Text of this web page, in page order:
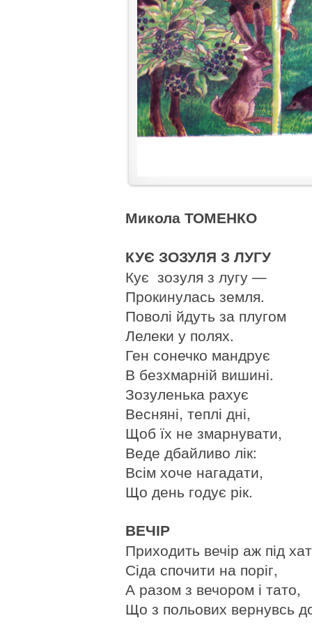
Микола ТОМЕНКО
КУЄ ЗОЗУЛЯ З ЛУГУ
Кує зозуля з лугу —
Прокинулась земля.
Поволі йдуть за плугом
Лелеки у полях.
Ген сонечко мандрує
В безхмарній вишині.
Зозуленька рахує
Весняні, теплі дні,
Щоб їх не змарнувати,
Веде дбайливо лік:
Всім хоче нагадати,
Що день годує рік.
ВЕЧІР
Приходить вечір аж під
Сіда спочити на поріг,
А разом з вечором і тато,
Що з польових вернувсь